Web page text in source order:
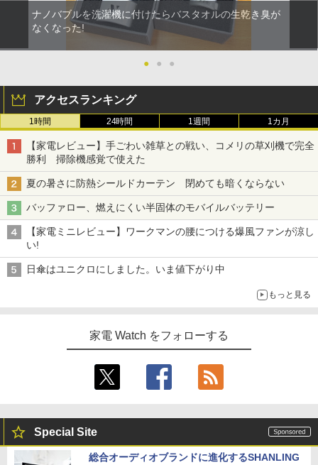
ナノバブルを洗濯機に付けたらバスタオルの生乾き臭が
なくなった!
● ● ●
アクセスランキング
1時間 24時間 1週間 1カ月
【家電レビュー】手ごわい雑草との戦い、コメリの草刈機で完全
勝利 掃除機感覚で使えた
夏の暑さに防熱シールドカーテン 閉めても暗くならない
バッファロー、燃えにくい半固体のモバイルバッテリー
【家電ミニレビュー】ワークマンの腰につける爆風ファンが涼し
い!
日傘はユニクロにしました。いま値下がり中
もっと見る
家電 Watch をフォローする
Special Site
総合オーディオブランドに進化するSHANLING